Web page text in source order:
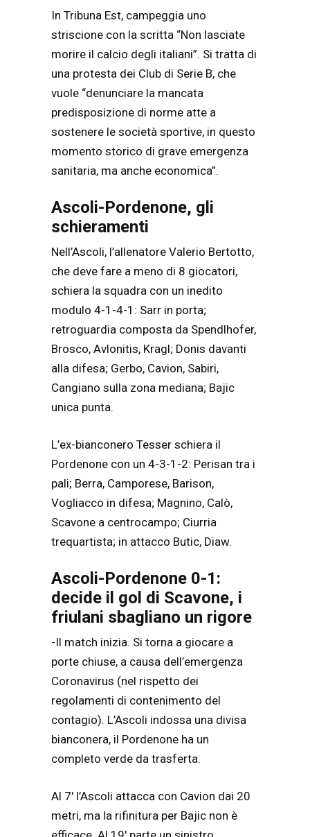
In Tribuna Est, campeggia uno
striscione con la scritta “Non lasciate
morire il calcio degli italiani”. Si tratta di
una protesta dei Club di Serie B, che
vuole “denunciare la mancata
predisposizione di norme atte a
sostenere le società sportive, in questo
momento storico di grave emergenza
sanitaria, ma anche economica”.
Ascoli-Pordenone, gli
schieramenti
Nell’Ascoli, l’allenatore Valerio Bertotto,
che deve fare a meno di 8 giocatori,
schiera la squadra con un inedito
modulo 4-1-4-1: Sarr in porta;
retroguardia composta da Spendlhofer,
Brosco, Avlonitis, Kragl; Donis davanti
alla difesa; Gerbo, Cavion, Sabiri,
Cangiano sulla zona mediana; Bajic
unica punta.
L’ex-bianconero Tesser schiera il
Pordenone con un 4-3-1-2: Perisan tra i
pali; Berra, Camporese, Barison,
Vogliacco in difesa; Magnino, Calò,
Scavone a centrocampo; Ciurria
trequartista; in attacco Butic, Diaw.
Ascoli-Pordenone 0-1:
decide il gol di Scavone, i
friulani sbagliano un rigore
-Il match inizia. Si torna a giocare a
porte chiuse, a causa dell’emergenza
Coronavirus (nel rispetto dei
regolamenti di contenimento del
contagio). L’Ascoli indossa una divisa
bianconera, il Pordenone ha un
completo verde da trasferta.
Al 7′ l’Ascoli attacca con Cavion dai 20
metri, ma la rifinitura per Bajic non è